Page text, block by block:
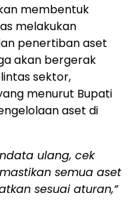
membentuk
melakukan
penertiban aset
akan bergerak
sektor,
menurut Bupati
aset di
ulang, cek
semua aset
sesuai aturan,”